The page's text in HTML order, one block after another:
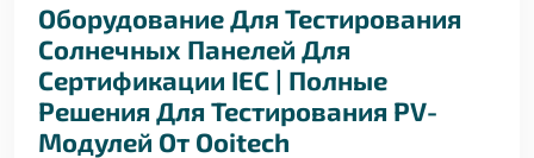
Оборудование Для Тестирования
Солнечных Панелей Для
Сертификации IEC | Полные
Решения Для Тестирования PV-
Модулей От Ooitech